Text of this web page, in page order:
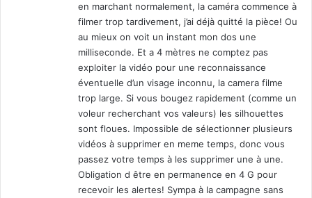
en marchant normalement, la caméra commence à
filmer trop tardivement, j’ai déjà quitté la pièce! Ou
au mieux on voit un instant mon dos une
milliseconde. Et a 4 mètres ne comptez pas
exploiter la vidéo pour une reconnaissance
éventuelle d’un visage inconnu, la camera filme
trop large. Si vous bougez rapidement (comme un
voleur recherchant vos valeurs) les silhouettes
sont floues. Impossible de sélectionner plusieurs
vidéos à supprimer en meme temps, donc vous
passez votre temps à les supprimer une à une.
Obligation d être en permanence en 4 G pour
recevoir les alertes! Sympa à la campagne sans